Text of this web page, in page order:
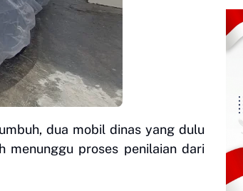
dua mobil dinas yang dulu
proses penilaian dari